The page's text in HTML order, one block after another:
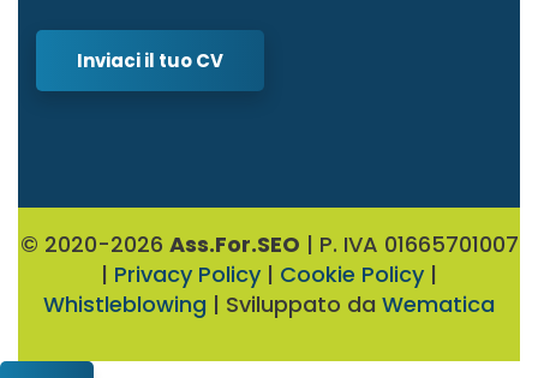
Inviaci il tuo CV
© 2020-2026 Ass.For.SEO | P. IVA 01665701007
| Privacy Policy | Cookie Policy |
Whistleblowing | Sviluppato da Wematica